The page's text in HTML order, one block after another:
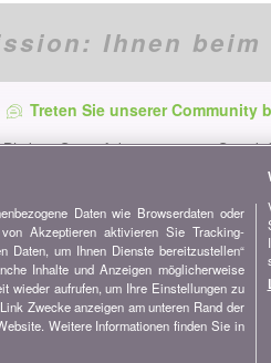
Ihnen
Treten Sie unserer Community
Bleiben Sie auf dem neuesten Stand,
alle Ratschläge und Tipps zum
Daten wie Browserdaten oder
Akzeptieren aktivieren Sie Tracking-
Daten, um Ihnen Dienste bereitzustellen“
Inhalte und Anzeigen möglicherweise
wieder aufrufen, um Ihre Einstellungen zu
Zwecke anzeigen am unteren Rand der
Weitere Informationen finden Sie in